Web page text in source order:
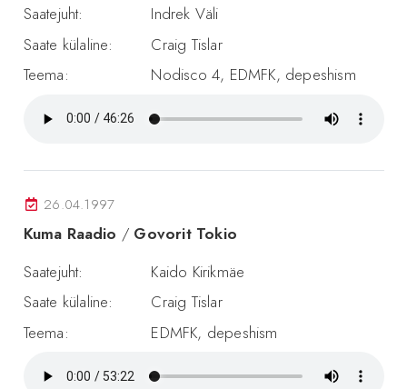
Saatejuht:
Indrek Väli
Saate külaline:
Craig Tislar
Teema:
Nodisco 4, EDMFK, depeshism
26.04.1997
Kuma Raadio / Govorit Tokio
Saatejuht:
Kaido Kirikmäe
Saate külaline:
Craig Tislar
Teema:
EDMFK, depeshism